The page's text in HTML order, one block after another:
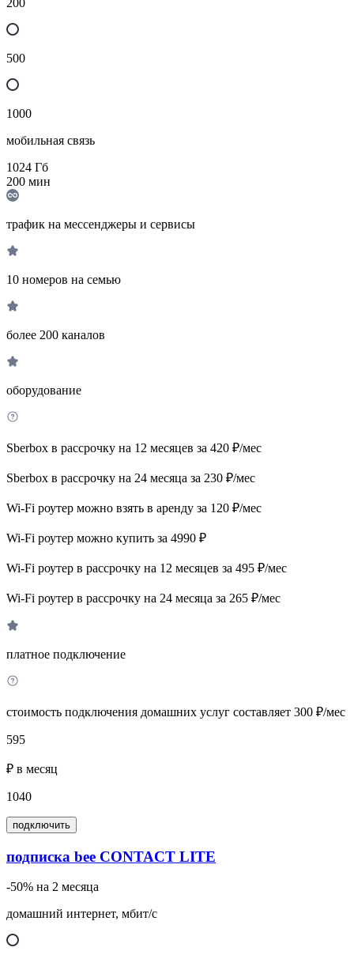
200
500
1000
мобильная связь
1024 Гб
200 мин
трафик на мессенджеры и сервисы
10 номеров на семью
более 200 каналов
оборудование
Sberbox в рассрочку на 12 месяцев за 420 ₽/мес
Sberbox в рассрочку на 24 месяца за 230 ₽/мес
Wi-Fi роутер можно взять в аренду за 120 ₽/мес
Wi-Fi роутер можно купить за 4990 ₽
Wi-Fi роутер в рассрочку на 12 месяцев за 495 ₽/мес
Wi-Fi роутер в рассрочку на 24 месяца за 265 ₽/мес
платное подключение
стоимость подключения домашних услуг составляет 300 ₽/мес
595
₽ в месяц
1040
подключить
подписка bee CONTACT LITE
-50% на 2 месяца
домашний интернет, мбит/с